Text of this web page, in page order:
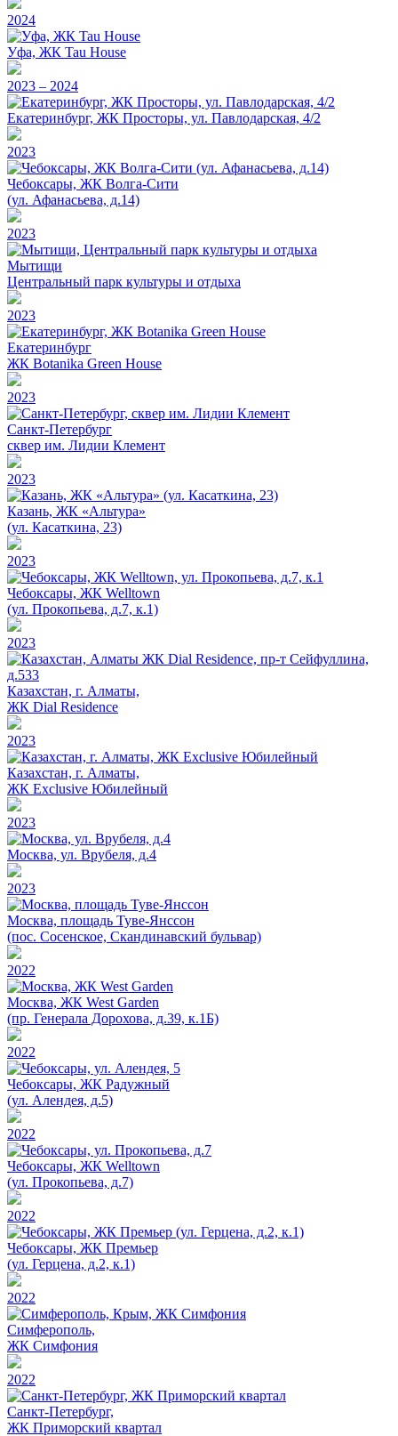
2024
Уфа, ЖК Tau House
2023 – 2024
Екатеринбург, ЖК Просторы, ул. Павлодарская, 4/2
2023
Чебоксары, ЖК Волга-Сити
(ул. Афанасьева, д.14)
2023
Мытищи
Центральный парк культуры и отдыха
2023
Екатеринбург
ЖК Botanika Green House
2023
Санкт-Петербург
сквер им. Лидии Клемент
2023
Казань, ЖК «Альтура»
(ул. Касаткина, 23)
2023
Чебоксары, ЖК Welltown
(ул. Прокопьева, д.7, к.1)
2023
Казахстан, г. Алматы,
ЖК Dial Residence
2023
Казахстан, г. Алматы,
ЖК Exclusive Юбилейный
2023
Москва, ул. Врубеля, д.4
2023
Москва, площадь Туве-Янссон
(пос. Сосенское, Скандинавский бульвар)
2022
Москва, ЖК West Garden
(пр. Генерала Дорохова, д.39, к.1Б)
2022
Чебоксары, ЖК Радужный
(ул. Алендея, д.5)
2022
Чебоксары, ЖК Welltown
(ул. Прокопьева, д.7)
2022
Чебоксары, ЖК Премьер
(ул. Герцена, д.2, к.1)
2022
Симферополь,
ЖК Симфония
2022
Санкт-Петербург,
ЖК Приморский квартал